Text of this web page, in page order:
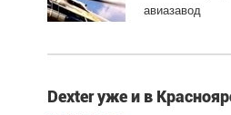
авиазавод
Dexter уже и в